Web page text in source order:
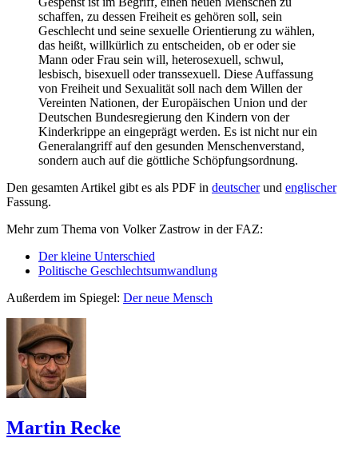
schaffen, zu dessen Freiheit es gehören soll, sein
Geschlecht und seine sexuelle Orientierung zu wählen,
das heißt, willkürlich zu entscheiden, ob er oder sie
Mann oder Frau sein will, heterosexuell, schwul,
lesbisch, bisexuell oder transse­xuell. Diese Auffassung
von Freiheit und Sexualität soll nach dem Willen der
Vereinten Nationen, der Euro­päischen Union und der
Deutschen Bundesregierung den Kindern von der
Kinderkrippe an ein­geprägt werden. Es ist nicht nur ein
Generalangriff auf den gesunden Menschen­verstand,
sondern auch auf die göttliche Schöpfungsordnung.
Den gesamten Artikel gibt es als PDF in deutscherund englischer
Fassung.
Mehr zum Thema von Volker Zastrow in der FAZ:
Der kleine Unterschied
Politische Geschlechtsumwandlung
Außerdem im Spiegel: Der neue Mensch
Martin Recke